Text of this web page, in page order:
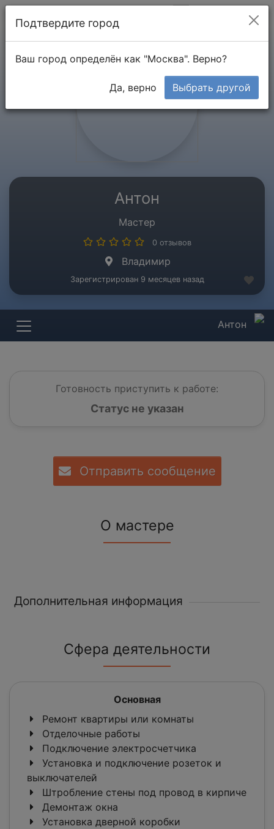
Антон
Мастер
0 отзывов
Владимир
Зарегистрирован 9 месяцев назад
Антон
Готовность приступить к работе:
Статус не указан
Отправить сообщение
О мастере
Дополнительная информация
Сфера деятельности
Основная
Ремонт квартиры или комнаты
Отделочные работы
Подключение электросчетчика
Установка и подключение розеток и
выключателей
Штробление стены под провод в кирпиче
Демонтаж окна
Установка дверной коробки
Подтвердите город
Ваш город определён как "Москва". Верно?
Да, верно Выбрать другой